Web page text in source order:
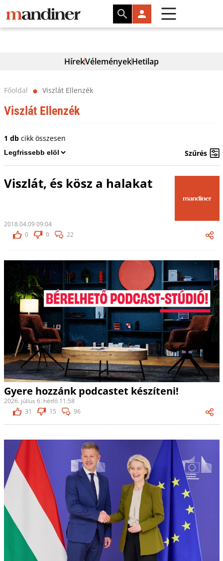
HírekVéleményekHetilap
Főoldal ⬤ Viszlát Ellenzék
Viszlát Ellenzék
1 dbcikk összesen
Szűrés
Viszlát, és kösz a halakat
2018.04.09 09:04
0
0 22
Gyere hozzánk podcastet készíteni!
2026. július 6. hétfő 11:58
31
15 96